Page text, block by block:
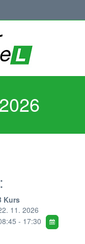
Kurs
11. 2026
- 17:30